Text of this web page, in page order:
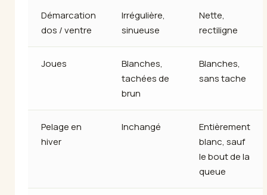
Démarcation
dos / ventre
Irrégulière,
sinueuse
Nette,
rectiligne
Joues
Blanches,
tachées de
brun
Blanches,
sans tache
Pelage en
hiver
Inchangé
Entièrement
blanc, sauf
le bout de la
queue